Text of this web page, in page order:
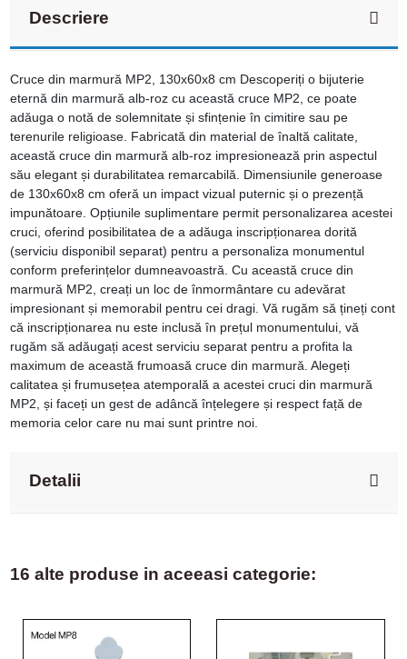
Descriere
Cruce din marmură MP2, 130x60x8 cm Descoperiți o bijuterie
eternă din marmură alb-roz cu această cruce MP2, ce poate
adăuga o notă de solemnitate și sfințenie în cimitire sau pe
terenurile religioase. Fabricată din material de înaltă calitate,
această cruce din marmură alb-roz impresionează prin aspectul
său elegant și durabilitatea remarcabilă. Dimensiunile generoase
de 130x60x8 cm oferă un impact vizual puternic și o prezență
impunătoare. Opțiunile suplimentare permit personalizarea acestei
cruci, oferind posibilitatea de a adăuga inscripționarea dorită
(serviciu disponibil separat) pentru a personaliza monumentul
conform preferințelor dumneavoastră. Cu această cruce din
marmură MP2, creați un loc de înmormântare cu adevărat
impresionant și memorabil pentru cei dragi. Vă rugăm să țineți cont
că inscripționarea nu este inclusă în prețul monumentului, vă
rugăm să adăugați acest serviciu separat pentru a profita la
maximum de această frumoasă cruce din marmură. Alegeți
calitatea și frumusețea atemporală a acestei cruci din marmură
MP2, și faceți un gest de adâncă înțelegere și respect față de
memoria celor care nu mai sunt printre noi.
Detalii
16 alte produse in aceeasi categorie: